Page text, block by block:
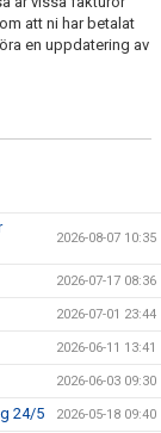
att ni har betalat
en uppdatering av
2026-08-07 10:35
2026-07-17 08:36
2026-07-01 23:44
2026-06-11 13:41
2026-06-03 09:30
24/5 2026-05-18 09:40